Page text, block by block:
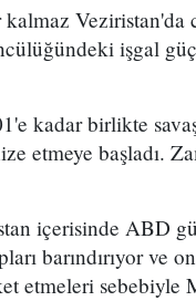
Veziristan'da
işgal
kadar birlikte
etmeye başladı.
içerisinde ABD
barındırıyor
etmeleri sebebiyle